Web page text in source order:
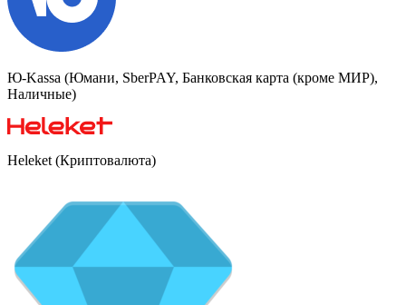
Ю-Kassa (Юмани, SberPAY, Банковская карта (кроме МИР),
Наличные)
Heleket (Криптовалюта)